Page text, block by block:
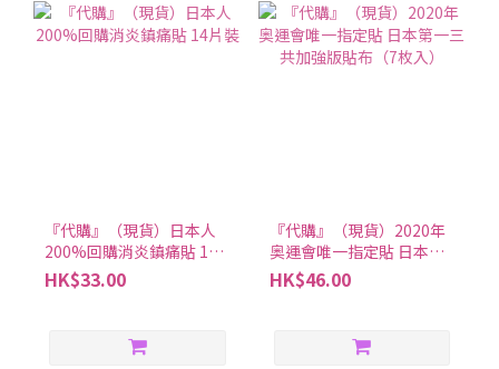
『代購』（現貨）日本人
200%回購消炎鎮痛貼 14
片裝
HK$33.00
『代購』（現貨）2020年
奥運會唯一指定貼 日本第
一三共加強版貼布（7枚
入）
HK$46.00